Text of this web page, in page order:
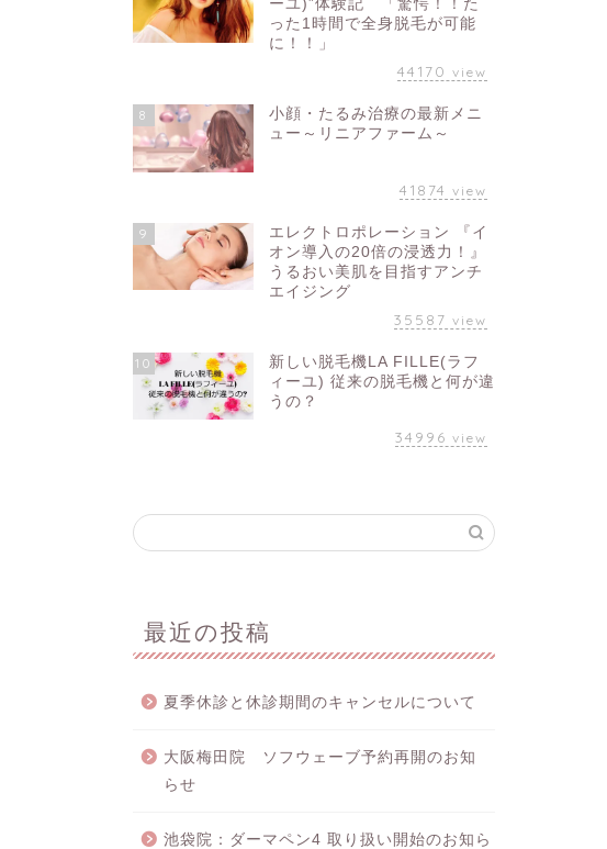
ーユ)”体験記 「驚愕！！た
った1時間で全身脱毛が可能
に！！」
44170 view
8
小顔・たるみ治療の最新メニ
ュー～リニアファーム～
41874 view
9
エレクトロポレーション 『イ
オン導入の20倍の浸透力！』
うるおい美肌を目指すアンチ
エイジング
35587 view
10
新しい脱毛機LA FILLE(ラフ
ィーユ) 従来の脱毛機と何が違
うの？
34996 view
最近の投稿
夏季休診と休診期間のキャンセルについて
大阪梅田院 ソフウェーブ予約再開のお知
らせ
池袋院：ダーマペン4 取り扱い開始のお知ら